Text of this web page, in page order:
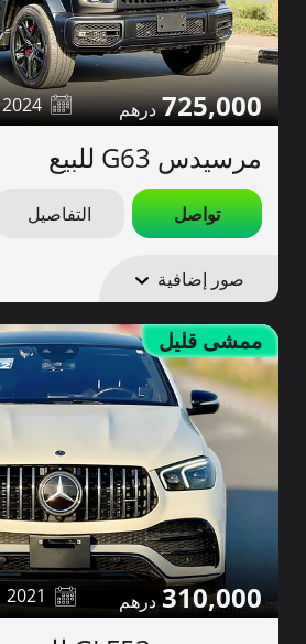
725,000
2024
مرسيدس G63 للبيع
تواصل التفاصيل
صور إضافية
ممشى قليل
310,000
2021